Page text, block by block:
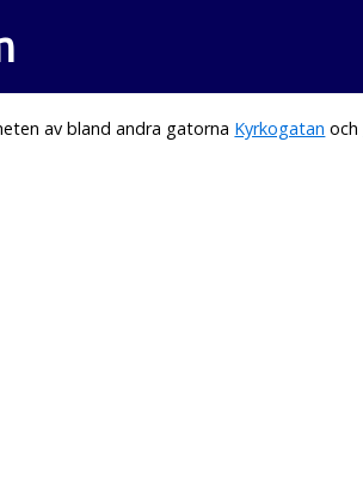
av bland andra gatorna Kyrkogatan och